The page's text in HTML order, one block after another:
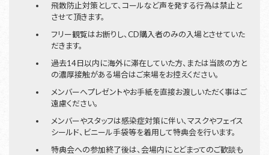
飛散防止対策として、コールなど声を発する行為は禁止と
させて頂きます。
フリー観覧はお断りし、CD購入者のみの入場とさせていた
だきます。
過去14日以内に海外に滞在していた方、または当該の方と
の濃厚接触がある場合はご来場をお控えください。
メンバーへプレゼントやお手紙を直接お渡しいただく事はご
遠慮ください。
メンバーやスタッフは感染症対策に伴い、マスクやフェイス
シールド、ビニール手袋等を着用して特典会を行います。
特典会への参加終了後は、会場内にとどまってのご歓談も